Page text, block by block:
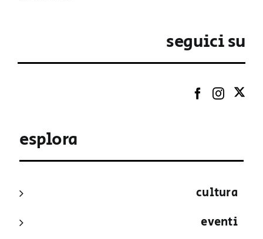
seguici su
esplora
cultura
eventi